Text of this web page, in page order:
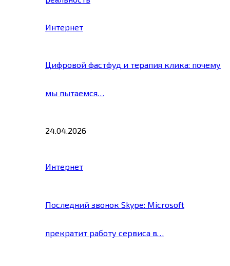
Интернет
Цифровой фастфуд и терапия клика: почему
мы пытаемся…
24.04.2026
Интернет
Последний звонок Skype: Microsoft
прекратит работу сервиса в…